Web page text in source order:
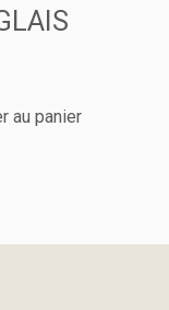
au panier